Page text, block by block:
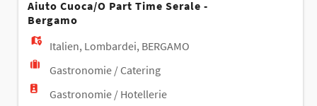
Lebenslauf
hochladen
Anmelden
Aiuto Cuoca/o Part Time Serale -
Bergamo
Italien, Lombardei, BERGAMO
Gastronomie / Catering
Gastronomie / Hotellerie